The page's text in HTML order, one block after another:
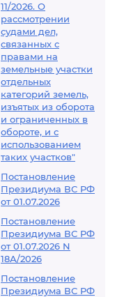
11/2026. О
рассмотрении
судами дел,
связанных с
правами на
земельные участки
отдельных
категорий земель,
изъятых из оборота
и ограниченных в
обороте, и с
использованием
таких участков"
Постановление
Президиума ВС РФ
от 01.07.2026
Постановление
Президиума ВС РФ
от 01.07.2026 N
18А/2026
Постановление
Президиума ВС РФ